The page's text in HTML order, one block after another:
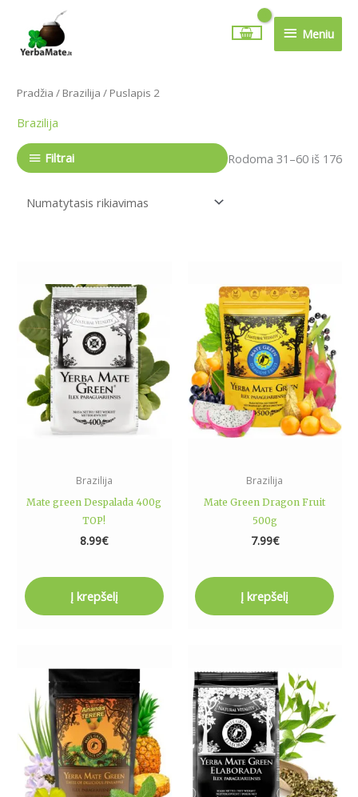
turinio
Meniu
Meniu
Pradžia / Brazilija / Puslapis 2
Brazilija
Filtrai Rodoma 31–60 iš 176
Brazilija
Mate green Despalada 400g
TOP!
8.99€
Į krepšelį
Brazilija
Mate Green Dragon Fruit
500g
7.99€
Į krepšelį